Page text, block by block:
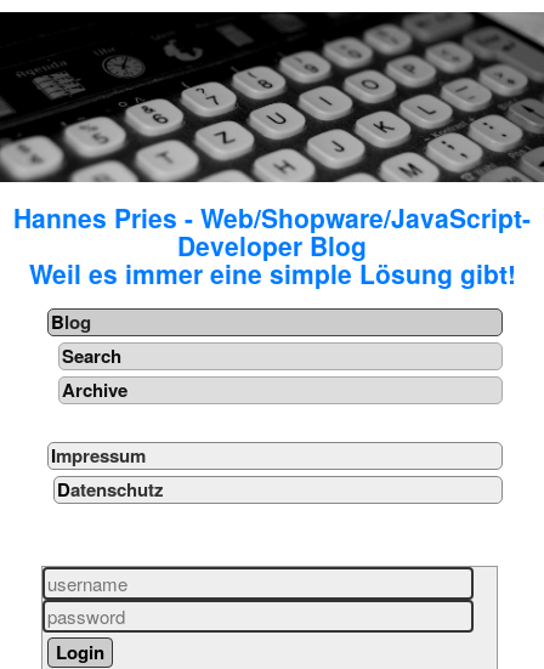
Hannes Pries - Web/Shopware/JavaScript-
Developer Blog
Weil es immer eine simple Lösung gibt!
Blog
Search
Archive
Impressum
Datenschutz